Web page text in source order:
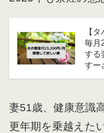
【
毎月
する
すー
妻51歳、健康意識
更年期を乗越えた